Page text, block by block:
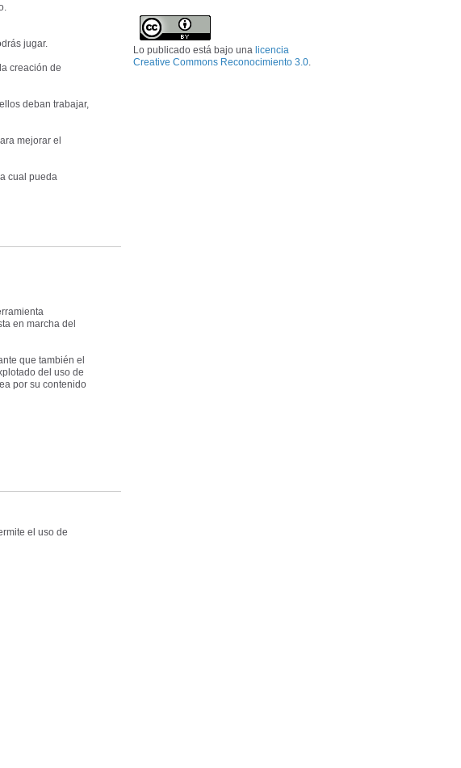
jugar.
creación de
deban trabajar,
mejorar el
cual pueda
en marcha del
que también el
del uso de
por su contenido
el uso de
Lo publicado está bajo una licencia
Creative Commons Reconocimiento 3.0.